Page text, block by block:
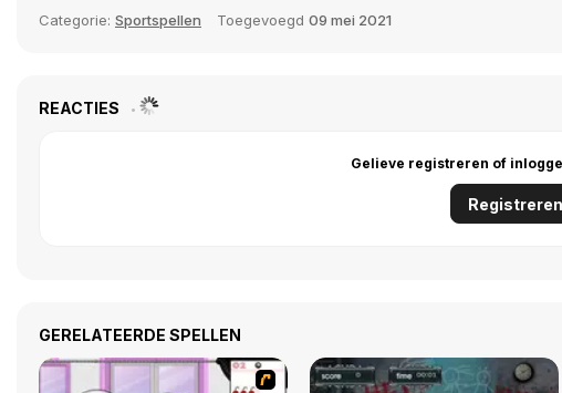
Categorie: Sportspellen Toegevoegd 09 mei 2021
REACTIES
Gelieve registreren of
Registreren
GERELATEERDE SPELLEN